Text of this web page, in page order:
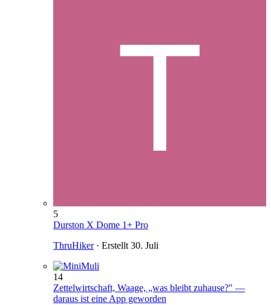
5
Durston X Dome 1+ Pro
ThruHiker· Erstellt30. Juli
14
Zettelwirtschaft, Waage, „was bleibt zuhause?" —
daraus ist eine App geworden